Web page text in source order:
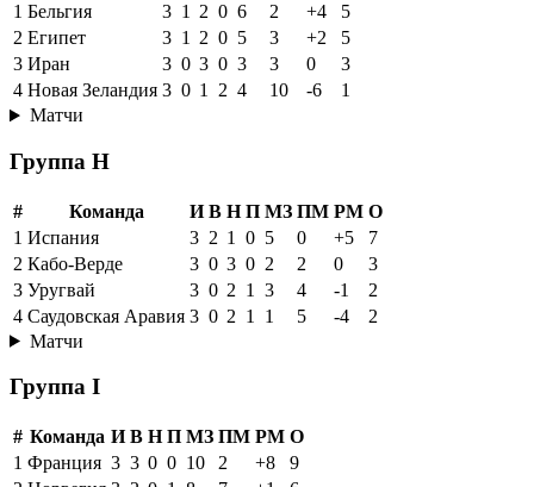
1 Бельгия 3 1 2 0 6 2 +4
5
2 Египет 3 1 2 0 5 3 +2
5
3 Иран 3 0 3 0 3 3 0
3
4 Новая Зеландия 3 0 1 2 4 10 -6
1
Матчи
Группа H
# Команда И В Н П МЗ ПМ РМ О
1 Испания 3 2 1 0 5 0 +5
7
2 Кабо-Верде 3 0 3 0 2 2 0
3
3 Уругвай 3 0 2 1 3 4 -1
2
4 Саудовская Аравия 3 0 2 1 1 5 -4
2
Матчи
Группа I
# Команда И В Н П МЗ ПМ РМ О
1 Франция 3 3 0 0 10 2 +8
9